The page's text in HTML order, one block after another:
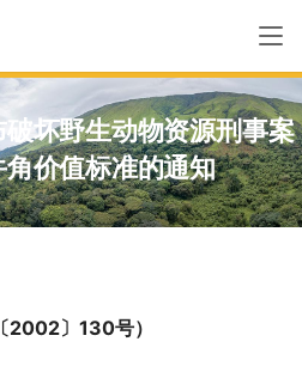
坏野生动物资源刑事案
价值标准的通知
2002〕 130号）